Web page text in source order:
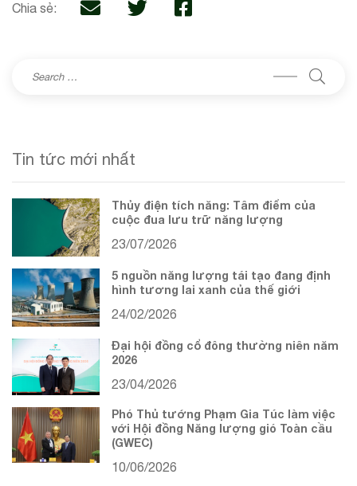
Chia sẻ:
Tin tức mới nhất
Thủy điện tích năng: Tâm điểm của
cuộc đua lưu trữ năng lượng
23/07/2026
5 nguồn năng lượng tái tạo đang định
hình tương lai xanh của thế giới
24/02/2026
Đại hội đồng cổ đông thường niên năm
2026
23/04/2026
Phó Thủ tướng Phạm Gia Túc làm việc
với Hội đồng Năng lượng gió Toàn cầu
(GWEC)
10/06/2026